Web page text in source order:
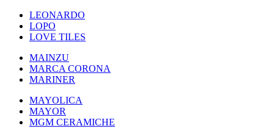
LEONARDO
LOPO
LOVE TILES
MAINZU
MARCA CORONA
MARINER
MAYOLICA
MAYOR
MGM CERAMICHE